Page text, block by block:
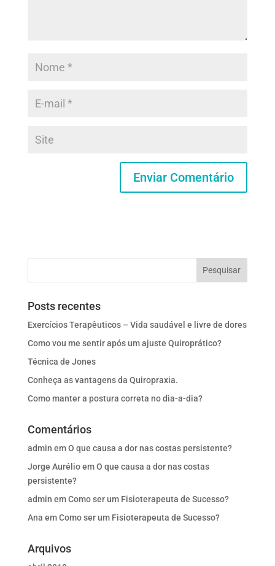
Posts recentes
Exercícios Terapêuticos – Vida saudável e livre de dores
Como vou me sentir após um ajuste Quiroprático?
Técnica de Jones
Conheça as vantagens da Quiropraxia.
Como manter a postura correta no dia-a-dia?
Comentários
admin emO que causa a dor nas costas persistente?
Jorge AurélioemO que causa a dor nas costas
persistente?
admin emComo ser um Fisioterapeuta de Sucesso?
Ana emComo ser um Fisioterapeuta de Sucesso?
Arquivos